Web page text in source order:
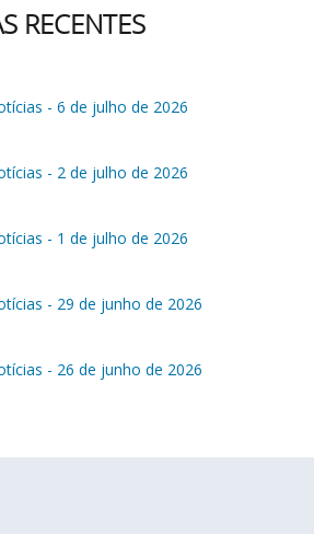
RECENTES
- 6 de julho de 2026
- 2 de julho de 2026
- 1 de julho de 2026
- 29 de junho de 2026
- 26 de junho de 2026